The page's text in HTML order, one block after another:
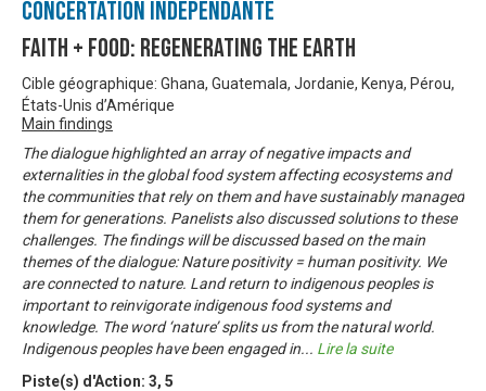
Concertation Indépendante
Faith + Food: Regenerating the Earth
Cible géographique: Ghana, Guatemala, Jordanie, Kenya, Pérou,
États-Unis d’Amérique
Main findings
The dialogue highlighted an array of negative impacts and
externalities in the global food system affecting ecosystems and
the communities that rely on them and have sustainably managed
them for generations. Panelists also discussed solutions to these
challenges. The findings will be discussed based on the main
themes of the dialogue: Nature positivity = human positivity. We
are connected to nature. Land return to indigenous peoples is
important to reinvigorate indigenous food systems and
knowledge. The word ‘nature’ splits us from the natural world.
Indigenous peoples have been engaged in... Lire la suite
Piste(s) d'Action: 3, 5